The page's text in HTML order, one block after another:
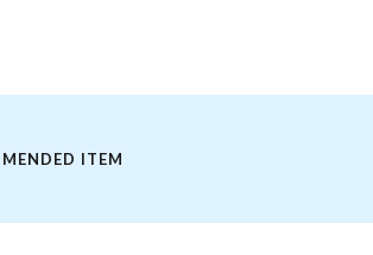
ITEM